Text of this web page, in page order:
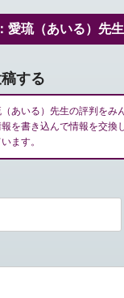
愛琉（あいる）先
する
あいる）先生の評判を
を書き込んで情報を交換
ます。